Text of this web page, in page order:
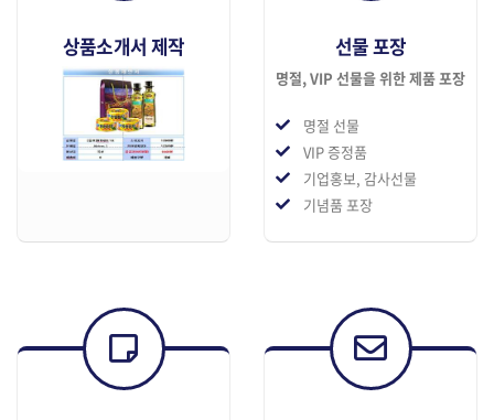
상품소개서 제작 선물 포장
명절, VIP 선물을 위한 제품 포장
명절 선물
VIP 증정품
기업홍보, 감사선물
기념품 포장